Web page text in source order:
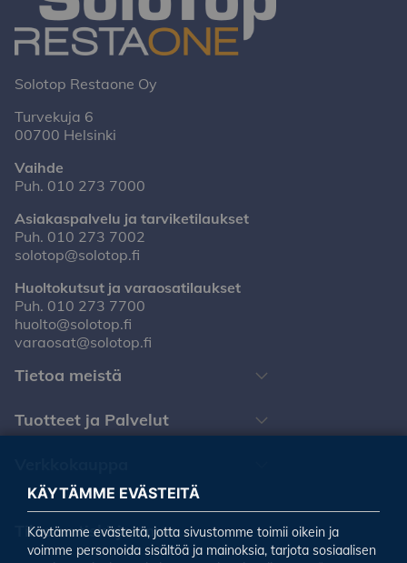
Solotop Restaone Oy
Turvekuja 6
00700 Helsinki
Vaihde
Puh. 010 273 7000
Asiakaspalvelu ja tarviketilaukset
Puh. 010 273 7002
solotop@solotop.fi
Huoltokutsut ja varaosatilaukset
Puh. 010 273 7700
huolto@solotop.fi
varaosat@solotop.fi
Tietoa meistä
Tuotteet ja Palvelut
Tilaa uutiskirjeemme
KÄYTÄMME EVÄSTEITÄ
Käytämme evästeitä, jotta sivustomme toimii oikein ja
voimme personoida sisältöä ja mainoksia, tarjota sosiaalisen